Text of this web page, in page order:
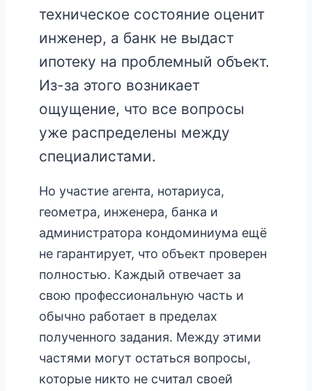
техническое состояние оценит
инженер, а банк не выдаст
ипотеку на проблемный объект.
Из-за этого возникает
ощущение, что все вопросы
уже распределены между
специалистами.
Но участие агента, нотариуса,
геометра, инженера, банка и
администратора кондоминиума ещё
не гарантирует, что объект проверен
полностью. Каждый отвечает за
свою профессиональную часть и
обычно работает в пределах
полученного задания. Между этими
частями могут остаться вопросы,
которые никто не считал своей